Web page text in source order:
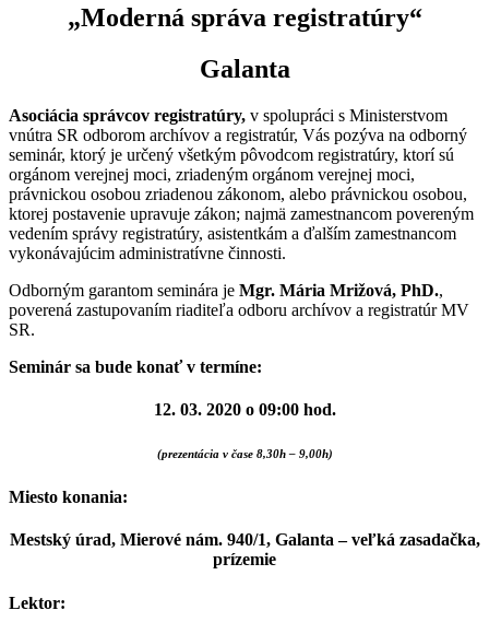
„Moderná správa registratúry“
Galanta
Asociácia správcov registratúry, v spolupráci s Ministerstvom
vnútra SR odborom archívov a registratúr, Vás pozýva na odborný
seminár, ktorý je určený všetkým pôvodcom registratúry, ktorí sú
orgánom verejnej moci, zriadeným orgánom verejnej moci,
právnickou osobou zriadenou zákonom, alebo právnickou osobou,
ktorej postavenie upravuje zákon; najmä zamestnancom povereným
vedením správy registratúry, asistentkám a ďalším zamestnancom
vykonávajúcim administratívne činnosti.
Odborným garantom seminára je Mgr. Mária Mrižová, PhD.,
poverená zastupovaním riaditeľa odboru archívov a registratúr MV
SR.
Seminár sa bude konať v termíne:
12. 03. 2020 o 09:00 hod.
(prezentácia v čase 8,30h – 9,00h)
Miesto konania:
Mestský úrad, Mierové nám. 940/1, Galanta– veľká zasadačka,
prízemie
Lektor: